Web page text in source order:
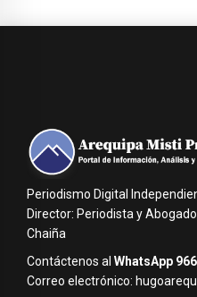
Periodismo Digital
Director: Periodista y
Chaiña
Contáctenos al WhatsApp
Correo electrónico: